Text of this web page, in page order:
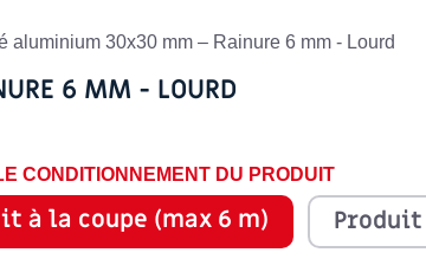
aluminium 30x30 mm – Rainure 6 mm - Lourd
6 MM - LOURD
CONDITIONNEMENT DU PRODUIT
à la coupe (max 6 m) Produit